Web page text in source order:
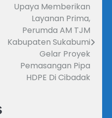
Upaya Memberikan
Layanan Prima,
Perumda AM TJM
Kabupaten Sukabumi
Gelar Proyek
Pemasangan Pipa
HDPE Di Cibadak